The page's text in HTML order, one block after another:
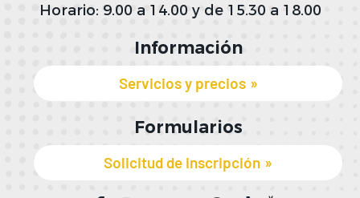
Horario: 9.00 a 14.00 y de 15.30 a 18.00
Información
Servicios y precios
Formularios
Solicitud de inscripción